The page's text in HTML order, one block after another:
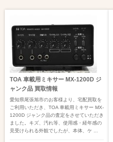
TOA 車載用ミキサー MX-1200D ジ
ャンク品 買取情報
愛知県尾張旭市のお客様より、宅配買取を
ご利用いただき、TOA 車載用ミキサー MX-
1200D ジャンク品の査定をさせていただき
ました。キズ、汚れ等、使用感・経年感の
見受けられる外観でしたが、本体、ケ ...